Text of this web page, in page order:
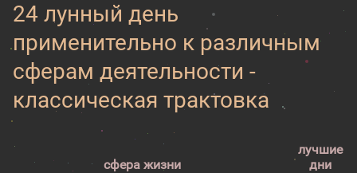
24 лунный день
применительно к различным
сферам деятельности -
классическая трактовка
сфера жизни
лучшие
дни